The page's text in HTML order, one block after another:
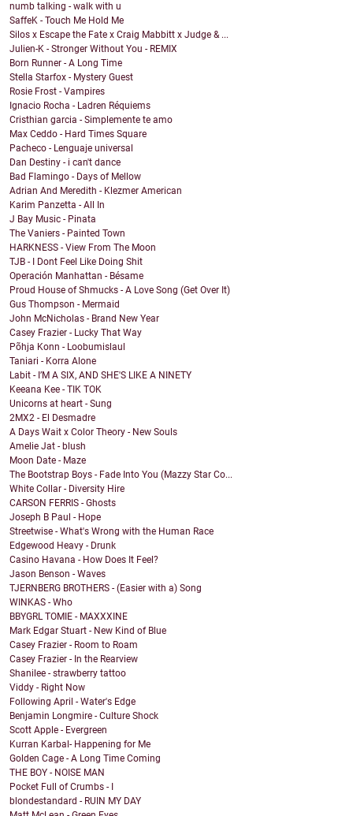
numb talking - walk with u
SaffeK - Touch Me Hold Me
Silos x Escape the Fate x Craig Mabbitt x Judge & ...
Julien-K - Stronger Without You - REMIX
Born Runner - A Long Time
Stella Starfox - Mystery Guest
Rosie Frost - Vampires
Ignacio Rocha - Ladren Réquiems
Cristhian garcia - Simplemente te amo
Max Ceddo - Hard Times Square
Pacheco - Lenguaje universal
Dan Destiny - i can't dance
Bad Flamingo - Days of Mellow
Adrian And Meredith - Klezmer American
Karim Panzetta - All In
J Bay Music - Pinata
The Vaniers - Painted Town
HARKNESS - View From The Moon
TJB - I Dont Feel Like Doing Shit
Operación Manhattan - Bésame
Proud House of Shmucks - A Love Song (Get Over It)
Gus Thompson - Mermaid
John McNicholas - Brand New Year
Casey Frazier - Lucky That Way
Põhja Konn - Loobumislaul
Taniari - Korra Alone
Labit - I’M A SIX, AND SHE'S LIKE A NINETY
Keeana Kee - TIK TOK
Unicorns at heart - Sung
2MX2 - El Desmadre
A Days Wait x Color Theory - New Souls
Amelie Jat - blush
Moon Date - Maze
The Bootstrap Boys - Fade Into You (Mazzy Star Co...
White Collar - Diversity Hire
CARSON FERRIS - Ghosts
Joseph B Paul - Hope
Streetwise - What's Wrong with the Human Race
Edgewood Heavy - Drunk
Casino Havana - How Does It Feel?
Jason Benson - Waves
TJERNBERG BROTHERS - (Easier with a) Song
WINKAS - Who
BBYGRL TOMIE - MAXXXINE
Mark Edgar Stuart - New Kind of Blue
Casey Frazier - Room to Roam
Casey Frazier - In the Rearview
Shanilee - strawberry tattoo
Viddy - Right Now
Following April - Water's Edge
Benjamin Longmire - Culture Shock
Scott Apple - Evergreen
Kurran Karbal- Happening for Me
Golden Cage - A Long Time Coming
THE BOY - NOISE MAN
Pocket Full of Crumbs - I
blondestandard - RUIN MY DAY